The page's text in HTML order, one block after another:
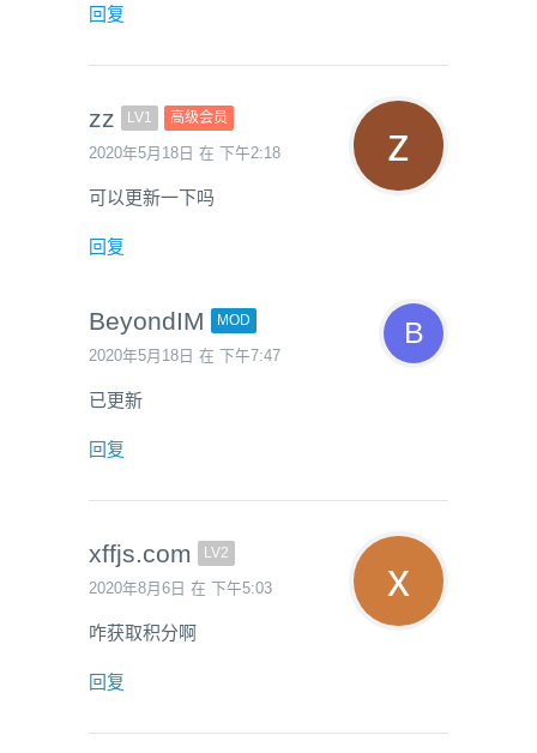
回复
zz LV1 高级会员
2020年5月18日 在 下午2:18
可以更新一下吗
回复
BeyondIM MOD
2020年5月18日 在 下午7:47
已更新
回复
xffjs.com LV2
2020年8月6日 在 下午5:03
咋获取积分啊
回复